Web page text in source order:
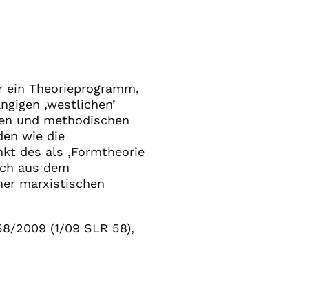
ein Theorieprogramm,
‚westlichen’
und methodischen
wie die
des als ‚Formtheorie
aus dem
marxistischen
2009 (1/09 SLR 58),